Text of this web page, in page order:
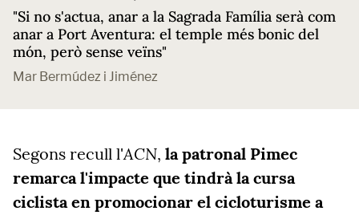
"Si no s'actua, anar a la Sagrada Família serà com
anar a Port Aventura: el temple més bonic del
món, però sense veïns"
Mar Bermúdez i Jiménez
Segons recull l'ACN, la patronal Pimec
remarca l'impacte que tindrà la cursa
ciclista en promocionar el cicloturisme a